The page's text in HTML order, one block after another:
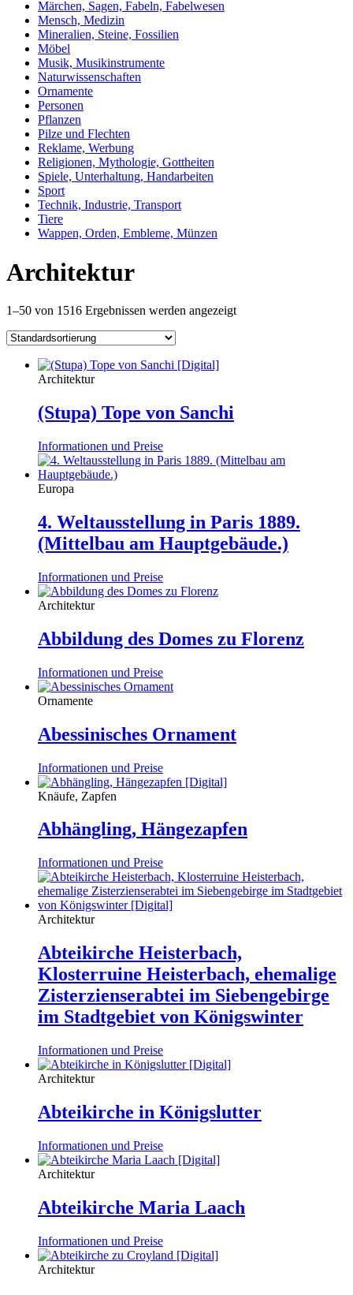
Märchen, Sagen, Fabeln, Fabelwesen
Mensch, Medizin
Mineralien, Steine, Fossilien
Möbel
Musik, Musikinstrumente
Naturwissenschaften
Ornamente
Personen
Pflanzen
Pilze und Flechten
Reklame, Werbung
Religionen, Mythologie, Gottheiten
Spiele, Unterhaltung, Handarbeiten
Sport
Technik, Industrie, Transport
Tiere
Wappen, Orden, Embleme, Münzen
Architektur
1–50 von 1516 Ergebnissen werden angezeigt
Architektur
(Stupa) Tope von Sanchi
Informationen und Preise
Europa
4. Weltausstellung in Paris 1889.
(Mittelbau am Hauptgebäude.)
Informationen und Preise
Architektur
Abbildung des Domes zu Florenz
Informationen und Preise
Ornamente
Abessinisches Ornament
Informationen und Preise
Knäufe, Zapfen
Abhängling, Hängezapfen
Informationen und Preise
Architektur
Abteikirche Heisterbach,
Klosterruine Heisterbach, ehemalige
Zisterzienserabtei im Siebengebirge
im Stadtgebiet von Königswinter
Informationen und Preise
Architektur
Abteikirche in Königslutter
Informationen und Preise
Architektur
Abteikirche Maria Laach
Informationen und Preise
Architektur